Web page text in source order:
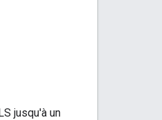
jusqu'à un